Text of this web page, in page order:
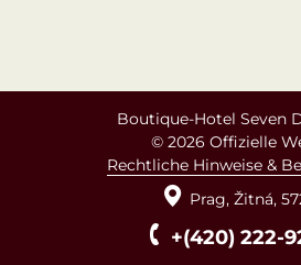
Boutique-Hotel Seven
© 2026 Offizielle
Rechtliche Hinweise &
Prag, Žitná,
+(420) 222-